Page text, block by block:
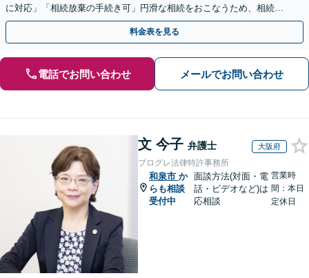
に対応」「相続放棄の手続き可」円滑な相続をおこなうため、相続問
題は自分の代で解決しましょう【完全個室制】
料金表を見る
電話でお問い合わせ メールでお問い合わせ
文 今子 弁護士 大阪府
プログレ法律特許事務所
和泉市 か
らも相談
受付中
面談方法(対面・電
話・ビデオなど)は
応相談
営業時
間：本日
定休日